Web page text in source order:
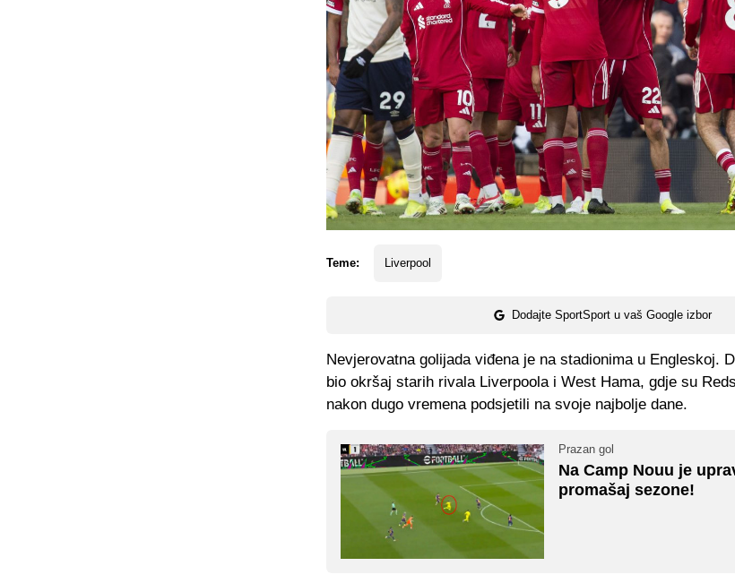
Teme: Liverpool
Dodajte SportSport u vaš Google izbor
Nevjerovatna golijada viđena je na stadionima u Engleskoj.
bio okršaj starih rivala Liverpoola i West Hama, gdje su
nakon dugo vremena podsjetili na svoje najbolje dane.
Prazan gol
Na Camp Nouu je
promašaj sezone!